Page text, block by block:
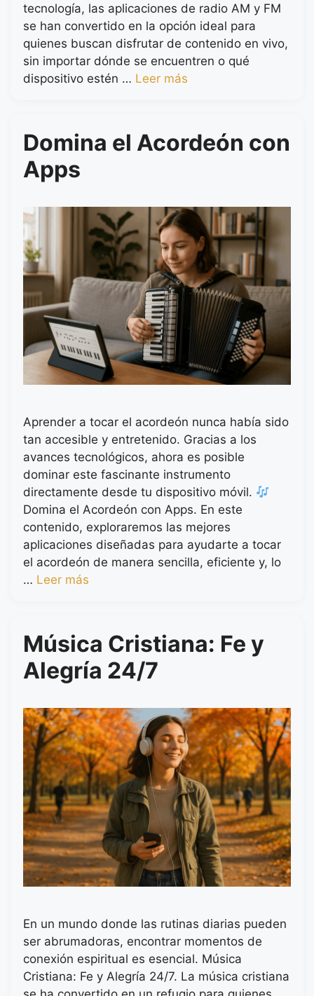
tecnología, las aplicaciones de radio AM y FM
se han convertido en la opción ideal para
quienes buscan disfrutar de contenido en vivo,
sin importar dónde se encuentren o qué
dispositivo estén … Leer más
Domina el Acordeón con
Apps
Aprender a tocar el acordeón nunca había sido
tan accesible y entretenido. Gracias a los
avances tecnológicos, ahora es posible
dominar este fascinante instrumento
directamente desde tu dispositivo móvil.
Domina el Acordeón con Apps. En este
contenido, exploraremos las mejores
aplicaciones diseñadas para ayudarte a tocar
el acordeón de manera sencilla, eficiente y, lo
… Leer más
Música Cristiana: Fe y
Alegría 24/7
En un mundo donde las rutinas diarias pueden
ser abrumadoras, encontrar momentos de
conexión espiritual es esencial. Música
Cristiana: Fe y Alegría 24/7. La música cristiana